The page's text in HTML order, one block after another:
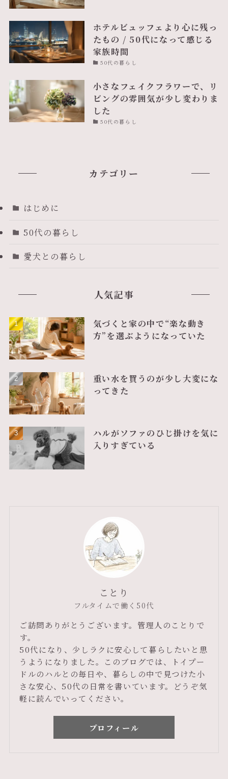
ホテルビュッフェより心に残っ
たもの / 50代になって感じる
家族時間
50代の暮らし
小さなフェイクフラワーで、リ
ビングの雰囲気が少し変わりま
した
50代の暮らし
カテゴリー
はじめに
50代の暮らし
愛犬との暮らし
人気記事
気づくと家の中で“楽な動き
方”を選ぶようになっていた
重い水を買うのが少し大変にな
ってきた
ハルがソファのひじ掛けを気に
入りすぎている
ことり
フルタイムで働く50代
ご訪問ありがとうございます。管理人のことりで
す。
50代になり、少しラクに安心して暮らしたいと思
うようになりました。このブログでは、トイプー
ドルのハルとの毎日や、暮らしの中で見つけた小
さな安心、50代の日常を書いています。どうぞ気
軽に読んでいってください。
プロフィール